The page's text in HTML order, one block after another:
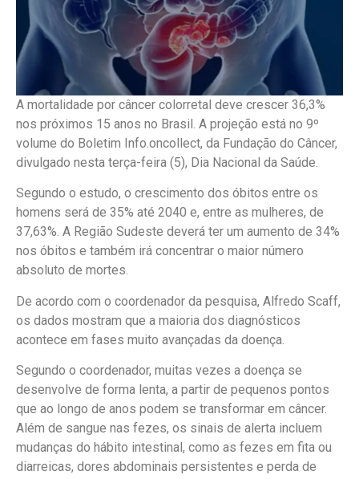
A mortalidade por câncer colorretal deve crescer 36,3%
nos próximos 15 anos no Brasil. A projeção está no 9º
volume do Boletim Info.oncollect, da Fundação do Câncer,
divulgado nesta terça-feira (5), Dia Nacional da Saúde.
Segundo o estudo, o crescimento dos óbitos entre os
homens será de 35% até 2040 e, entre as mulheres, de
37,63%. A Região Sudeste deverá ter um aumento de 34%
nos óbitos e também irá concentrar o maior número
absoluto de mortes.
De acordo com o coordenador da pesquisa, Alfredo Scaff,
os dados mostram que a maioria dos diagnósticos
acontece em fases muito avançadas da doença.
Segundo o coordenador, muitas vezes a doença se
desenvolve de forma lenta, a partir de pequenos pontos
que ao longo de anos podem se transformar em câncer.
Além de sangue nas fezes, os sinais de alerta incluem
mudanças do hábito intestinal, como as fezes em fita ou
diarreicas, dores abdominais persistentes e perda de